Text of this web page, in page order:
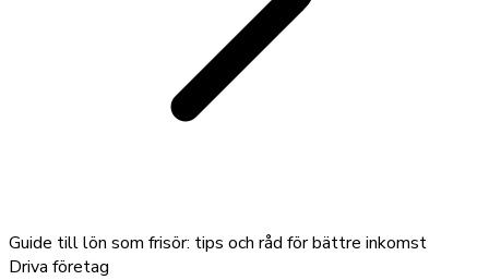
Guide till lön som frisör: tips och råd för bättre inkomst
Driva företag